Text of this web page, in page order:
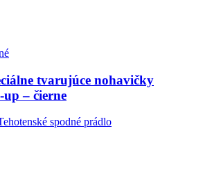
tvarujúce nohavičky
– čierne
spodné prádlo